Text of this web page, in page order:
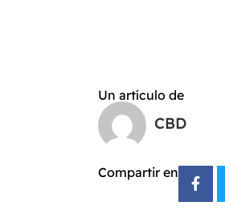
Un artículo de
CBD
Compartir en